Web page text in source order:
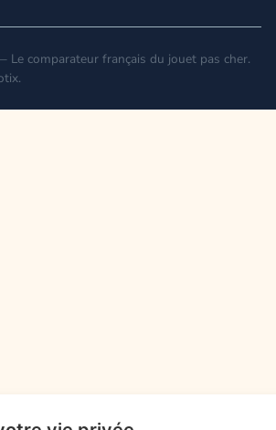
comparateur français du jouet pas cher.
.